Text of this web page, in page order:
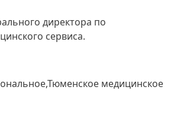
директора по
сервиса.
медицинское